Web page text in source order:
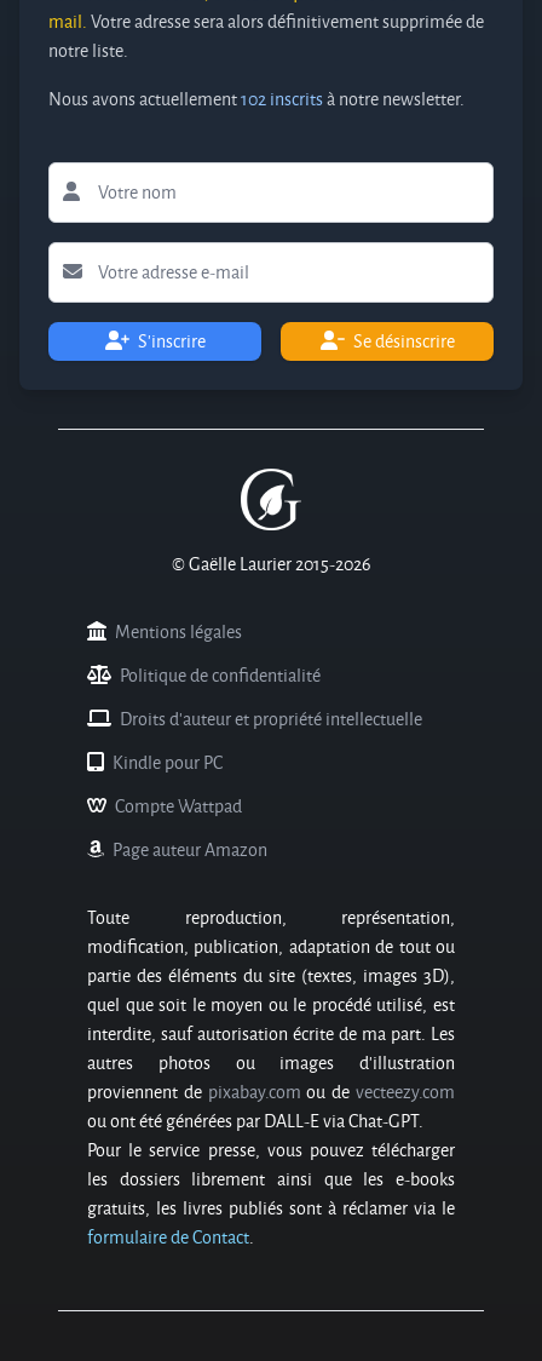
mail.Votre adresse sera alors définitivement supprimée de
notre liste.
Nous avons actuellement102 inscritsà notre newsletter.
S'inscrire Se désinscrire
© Gaëlle Laurier 2015-2026
Mentions légales
Politique de confidentialité
Droits d'auteur et propriété intellectuelle
Kindle pour PC
Compte Wattpad
Page auteur Amazon
Toute reproduction, représentation,
modification, publication, adaptation de tout ou
partie des éléments du site (textes, images 3D),
quel que soit le moyen ou le procédé utilisé, est
interdite, sauf autorisation écrite de ma part. Les
autres photos ou images d’illustration
proviennent de pixabay.com ou devecteezy.com
ou ont été générées par DALL-E via Chat-GPT.
Pour le service presse, vous pouvez télécharger
les dossiers librement ainsi que les e-books
gratuits, les livres publiés sont à réclamer via le
formulaire de Contact.